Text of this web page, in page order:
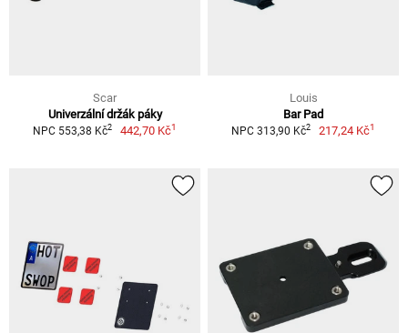
Scar
Univerzální držák páky
NPC 553,38 Kč2 442,70 Kč1
Louis
Bar Pad
NPC 313,90 Kč2 217,24 Kč1